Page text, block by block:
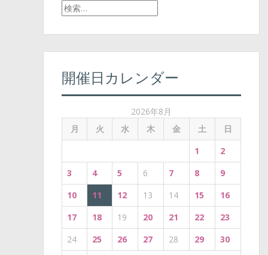
検
索
:
開催日カレンダー
2026年8月
月
火 水 木 金 土 日
1
2
3
4 5 6 7 8
9
10
11 12 13 14 15
16
17
18 19 20 21 22
23
24
25 26 27 28 29
30